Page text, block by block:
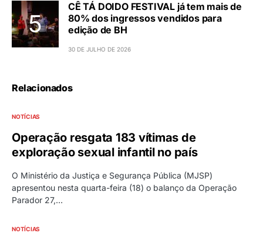
CÊ TÁ DOIDO FESTIVAL já tem mais de
80% dos ingressos vendidos para
edição de BH
30 DE JULHO DE 2026
Relacionados
NOTÍCIAS
Operação resgata 183 vítimas de
exploração sexual infantil no país
O Ministério da Justiça e Segurança Pública (MJSP)
apresentou nesta quarta-feira (18) o balanço da Operação
Parador 27,…
NOTÍCIAS